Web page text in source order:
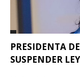
PRESIDENTA
SUSPENDER